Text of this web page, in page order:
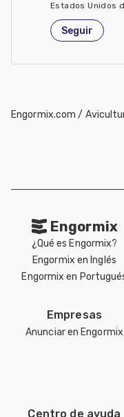
Estados Unidos
Seguir
Engormix.com /
Engormix
¿Qué es Engormix?
Engormix en Inglés
Engormix en
Empresas
Anunciar en Engormix
Centro de ayuda